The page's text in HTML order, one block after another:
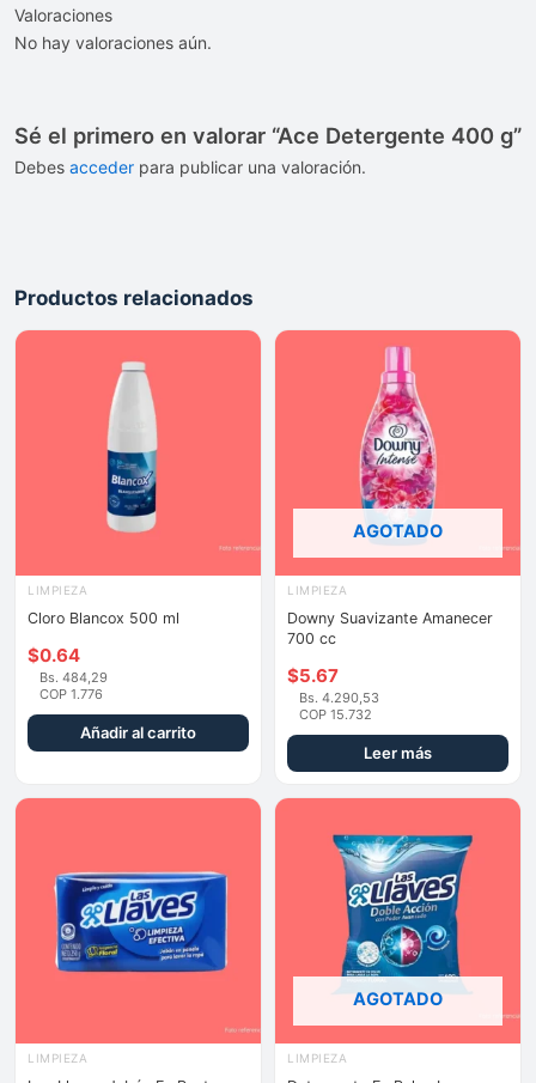
Valoraciones
No hay valoraciones aún.
Sé el primero en valorar “Ace Detergente 400 g”
Debes acceder para publicar una valoración.
Productos relacionados
LIMPIEZA
Cloro Blancox 500 ml
$0.64
Bs. 484,29
COP 1.776
Añadir al carrito
AGOTADO
LIMPIEZA
Downy Suavizante Amanecer
700 cc
$5.67
Bs. 4.290,53
COP 15.732
Leer más
LIMPIEZA
AGOTADO
LIMPIEZA